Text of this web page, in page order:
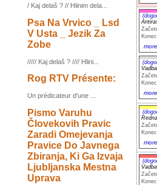
/ Kaj delaš ? // Hlinim dela...
Psa Na Vrvico _ Lsd
V Usta _ Jezik Za
Zobe
///// Kaj delaš ? //// Hlini...
Rog RTV Présente:
Un prédicateur d'une ...
Pismo Varuhu
Človekovih Pravic
Zaradi Omejevanja
Pravice Do Javnega
Zbiranja, Ki Ga Izvaja
Ljubljanska Mestna
Uprava